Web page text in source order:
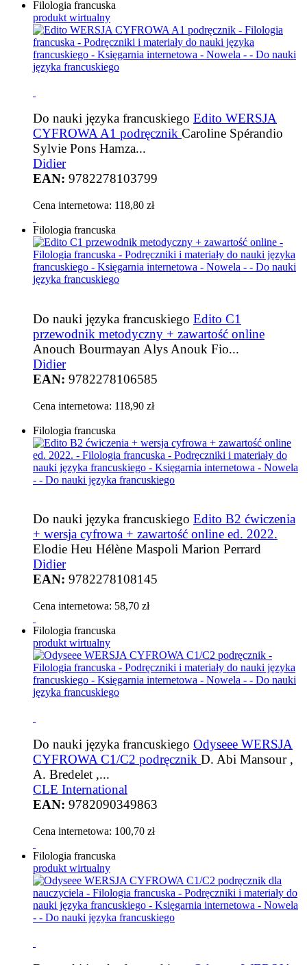
Filologia francuska
produkt wirtualny
Do nauki języka francuskiego Edito WERSJA
CYFROWA A1 podręcznik Caroline Spérandio
Sylvie Pons Hamza...
Didier
EAN: 9782278103799
Cena internetowa: 118,80 zł
Filologia francuska
Do nauki języka francuskiego Edito C1
przewodnik metodyczny + zawartość online
Anouch Bourmayan Alys Anouk Fio...
Didier
EAN: 9782278106585
Cena internetowa: 118,90 zł
Filologia francuska
Do nauki języka francuskiego Edito B2 ćwiczenia
+ wersja cyfrowa + zawartość online ed. 2022.
Elodie Heu Hélène Maspoli Marion Perrard
Didier
EAN: 9782278108145
Cena internetowa: 58,70 zł
Filologia francuska
produkt wirtualny
Do nauki języka francuskiego Odyseee WERSJA
CYFROWA C1/C2 podręcznik D. Abi Mansour ,
A. Bredelet ,...
CLE International
EAN: 9782090349863
Cena internetowa: 100,70 zł
Filologia francuska
produkt wirtualny